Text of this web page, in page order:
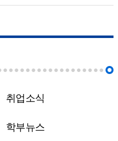
취업소식
학부뉴스